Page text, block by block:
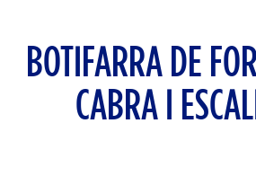
BOTIFARRA DE
CABRA I